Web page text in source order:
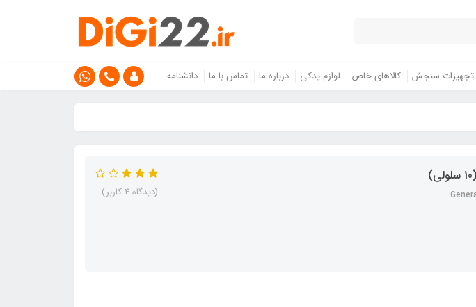
و تجهیزات سنجش کالاهای خاص لوازم یدکی درباره ما تماس با ما دانشنامه
(دیدگاه 4 کاربر)